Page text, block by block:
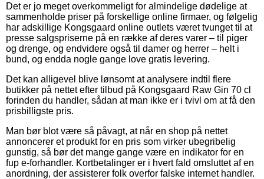
Det er jo meget overkommeligt for almindelige dødelige at
sammenholde priser på forskellige online firmaer, og følgelig
har adskillige Kongsgaard online outlets været tvunget til at
presse salgspriserne på en række af deres varer – til piger
og drenge, og endvidere også til damer og herrer – helt i
bund, og endda nogle gange love gratis levering.
Det kan alligevel blive lønsomt at analysere indtil flere
butikker på nettet efter tilbud på Kongsgaard Raw Gin 70 cl
forinden du handler, sådan at man ikke er i tvivl om at få den
prisbilligste pris.
Man bør blot være så påvagt, at når en shop på nettet
annoncerer et produkt for en pris som virker ubegribelig
gunstig, så bør det mange gange være en indikator for en
fup e-forhandler. Kortbetalinger er i hvert fald omsluttet af en
anordning, der assisterer folk overfor falske internet handler.